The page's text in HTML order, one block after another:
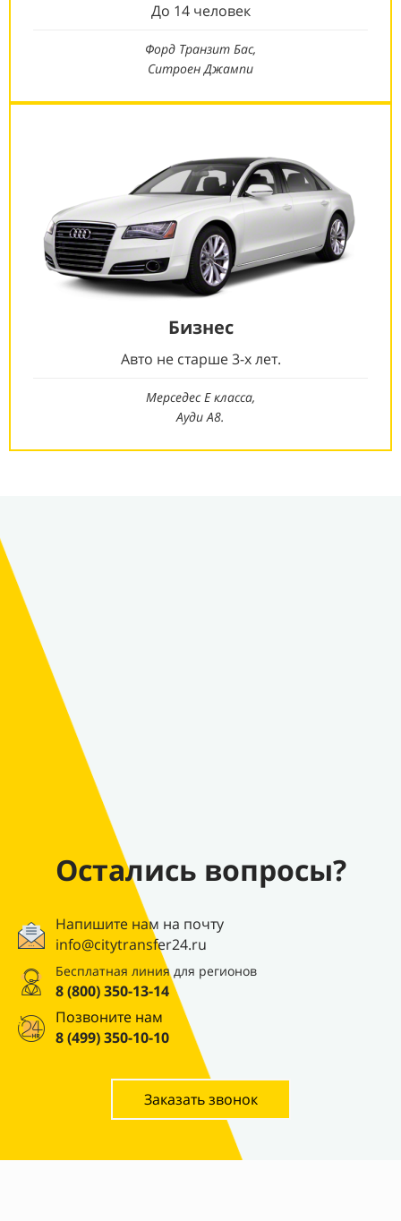
До 14 человек
Форд Транзит Бас,
Ситроен Джампи
Бизнес
Авто не старше 3-х лет.
Мерседес Е класса,
Ауди А8.
Остались вопросы?
Напишите нам на почту
info@citytransfer24.ru
Бесплатная линия для регионов
8 (800) 350-13-14
Позвоните нам
8 (499) 350-10-10
Заказать звонок